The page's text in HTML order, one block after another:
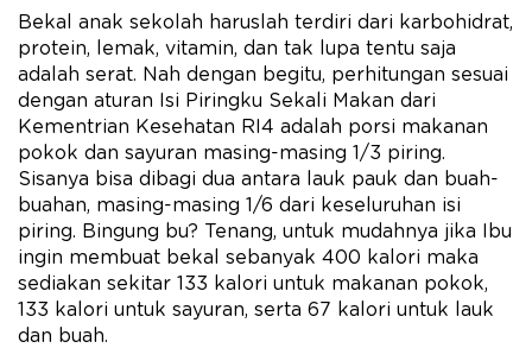
Bekal anak sekolah haruslah terdiri dari karbohidrat,
protein, lemak, vitamin, dan tak lupa tentu saja
adalah serat. Nah dengan begitu, perhitungan sesuai
dengan aturan Isi Piringku Sekali Makan dari
Kementrian Kesehatan RI4 adalah porsi makanan
pokok dan sayuran masing-masing 1/3 piring.
Sisanya bisa dibagi dua antara lauk pauk dan buah-
buahan, masing-masing 1/6 dari keseluruhan isi
piring. Bingung bu? Tenang, untuk mudahnya jika Ibu
ingin membuat bekal sebanyak 400 kalori maka
sediakan sekitar 133 kalori untuk makanan pokok,
133 kalori untuk sayuran, serta 67 kalori untuk lauk
dan buah.